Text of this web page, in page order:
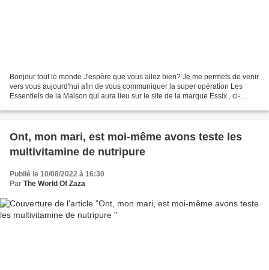
Bonjour tout le monde J'espère que vous allez bien? Je me permets de venir
vers vous aujourd'hui afin de vous communiquer la super opération Les
Essentiels de la Maison qui aura lieu sur le site de la marque Essix , ci-
Ont, mon mari, est moi-même avons teste les
multivitamine de nutripure
Publié le 10/08/2022 à 16:30
Par The World Of Zaza